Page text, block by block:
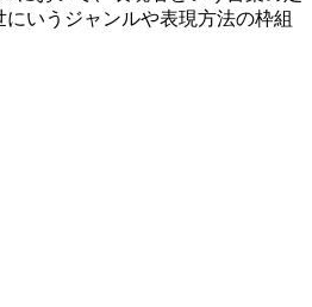
いうジャンルや表現方法の枠組